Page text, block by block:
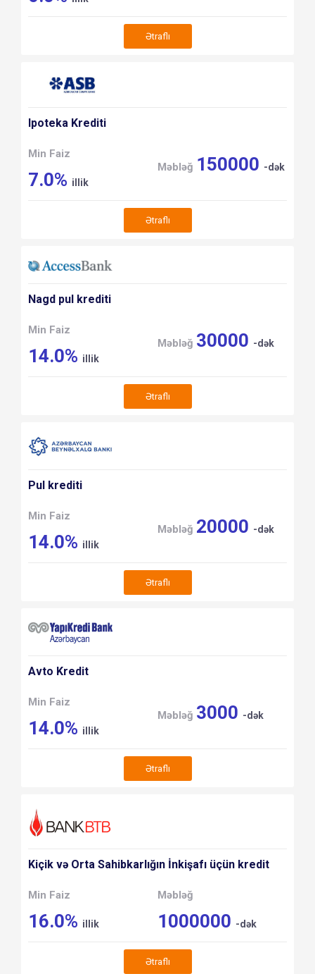
Ətraflı
Ipoteka Krediti
Min Faiz
7.0% illik
Məbləğ 150000 -dək
Ətraflı
Nagd pul krediti
Min Faiz
14.0% illik
Məbləğ 30000 -dək
Ətraflı
Pul krediti
Min Faiz
14.0% illik
Məbləğ 20000 -dək
Ətraflı
Avto Kredit
Min Faiz
14.0% illik
Məbləğ 3000 -dək
Ətraflı
Kiçik və Orta Sahibkarlığın İnkişafı üçün kredit
Min Faiz
16.0% illik
Məbləğ
1000000 -dək
Ətraflı